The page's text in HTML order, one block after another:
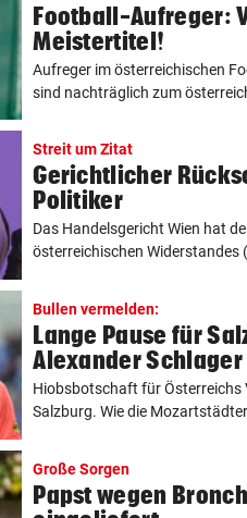
Football-Aufreger:
Meistertitel!
Aufreger im österreichischen
sind nachträglich zum
Streit um Zitat
Gerichtlicher
Politiker
Das Handelsgericht Wien hat
österreichischen Widerstandes
Bullen vermelden:
Lange Pause für
Alexander Schlager
Hiobsbotschaft für Österreichs
Salzburg. Wie die
Große Sorgen
Papst wegen